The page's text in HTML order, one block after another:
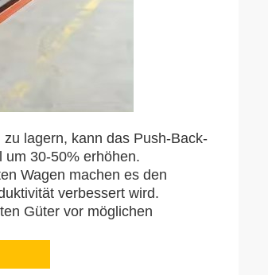
lagern, kann das Push-Back-
um 30-50% erhöhen.
Wagen machen es den
verbessert wird.
Güter vor möglichen